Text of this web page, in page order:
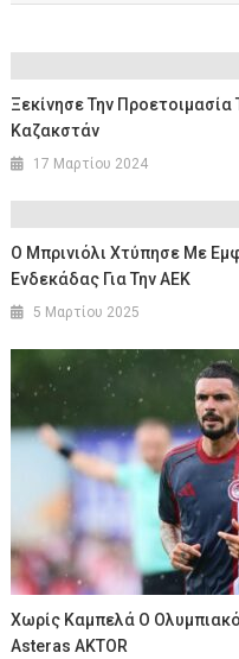
Ξεκίνησε Την
Καζακστάν
17 Μαρτίου 2024
Ο Μπρινιόλι Χτύπησε Με
Ενδεκάδας Για Την ΑΕΚ
5 Μαρτίου 2025
Χωρίς Καμπελά Ο
Asteras AKTOR